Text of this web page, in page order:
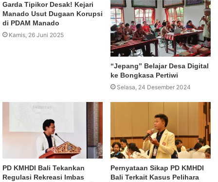
Garda Tipikor Desak! Kejari
Manado Usut Dugaan Korupsi
di PDAM Manado
Kamis, 26 Juni 2025
“Jepang” Belajar Desa Digital
ke Bongkasa Pertiwi
Selasa, 24 Desember 2024
PD KMHDI Bali Tekankan
Regulasi Rekreasi Imbas
Pernyataan Sikap PD KMHDI
Bali Terkait Kasus Pelihara